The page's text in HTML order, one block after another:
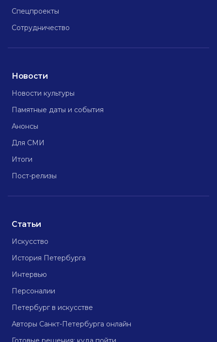
Спецпроекты
Сотрудничество
Новости
Новости культуры
Памятные даты и события
Анонсы
Для СМИ
Итоги
Пост-релизы
Статьи
Искусство
История Петербурга
Интервью
Персоналии
Петербург в искусстве
Авторы Санкт-Петербурга онлайн